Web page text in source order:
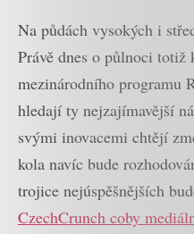
Na půdách vysokých i
Právě dnes o půlnoci
mezinárodního programu
hledají ty nejzajímavější
svými inovacemi chtějí
kola navíc bude
trojice nejúspěšnějších
CzechCrunch coby